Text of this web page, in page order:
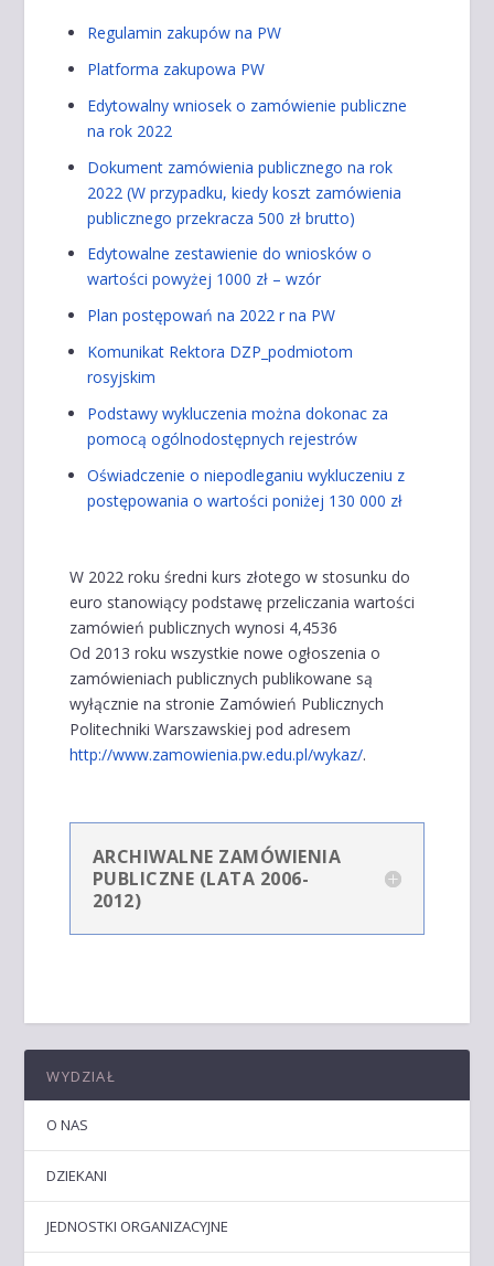
Regulamin zakupów na PW
Platforma zakupowa PW
Edytowalny wniosek o zamówienie publiczne
na rok 2022
Dokument zamówienia publicznego na rok
2022 (W przypadku, kiedy koszt zamówienia
publicznego przekracza 500 zł brutto)
Edytowalne zestawienie do wniosków o
wartości powyżej 1000 zł – wzór
Plan postępowań na 2022 r na PW
Komunikat Rektora DZP_podmiotom
rosyjskim
Podstawy wykluczenia można dokonac za
pomocą ogólnodostępnych rejestrów
Oświadczenie o niepodleganiu wykluczeniu z
postępowania o wartości poniżej 130 000 zł
W 2022 roku średni kurs złotego w stosunku do
euro stanowiący podstawę przeliczania wartości
zamówień publicznych wynosi 4,4536
Od 2013 roku wszystkie nowe ogłoszenia o
zamówieniach publicznych publikowane są
wyłącznie na stronie Zamówień Publicznych
Politechniki Warszawskiej pod adresem
http://www.zamowienia.pw.edu.pl/wykaz/.
ARCHIWALNE ZAMÓWIENIA
PUBLICZNE (LATA 2006-
2012)
WYDZIAŁ
O NAS
DZIEKANI
JEDNOSTKI ORGANIZACYJNE